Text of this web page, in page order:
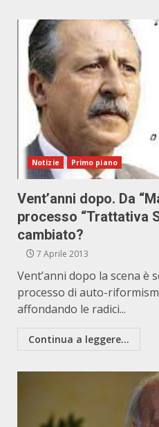
Notizie Primo piano
Vent’anni dopo. Da
processo “Trattativa
cambiato?
7 Aprile 2013
Vent’anni dopo la scena è
processo di auto-
affondando le radici...
Continua a leggere...